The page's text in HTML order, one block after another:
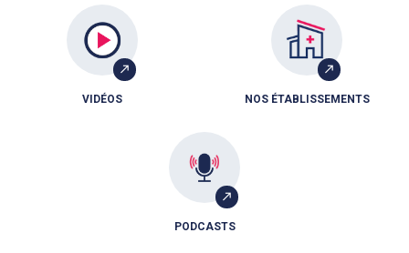
VIDÉOS NOS ÉTABLISSEMENTS
PODCASTS